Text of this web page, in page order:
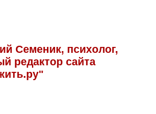
Семеник, психолог,
редактор сайта